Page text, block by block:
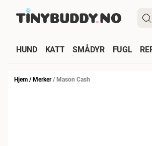
HUND KATT SMÅDYR FUGL
Hjem/Merker/Mason Cash